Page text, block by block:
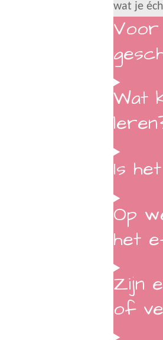
wat je
Wat
Is
Op
het
Zijn
of